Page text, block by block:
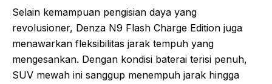
Selain kemampuan pengisian daya yang
revolusioner, Denza N9 Flash Charge Edition juga
menawarkan fleksibilitas jarak tempuh yang
mengesankan. Dengan kondisi baterai terisi penuh,
SUV mewah ini sanggup menempuh jarak hingga